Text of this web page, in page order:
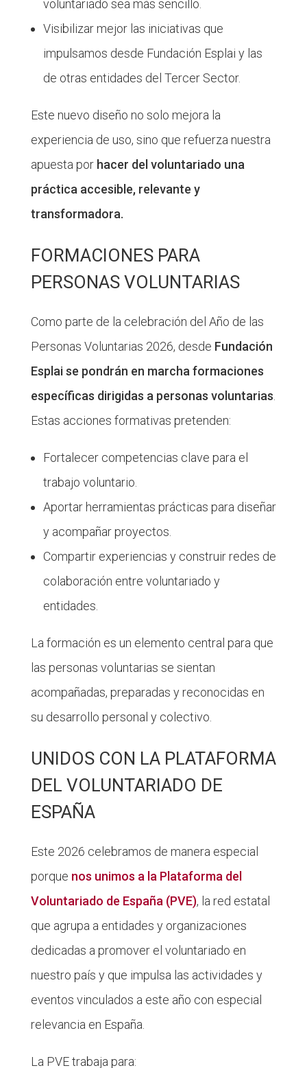
voluntariado sea más sencillo.
Visibilizar mejor las iniciativas que
impulsamos desde Fundación Esplai y las
de otras entidades del Tercer Sector.
Este nuevo diseño no solo mejora la
experiencia de uso, sino que refuerza nuestra
apuesta por hacer del voluntariado una
práctica accesible, relevante y
transformadora.
FORMACIONES PARA
PERSONAS VOLUNTARIAS
Como parte de la celebración del Año de las
Personas Voluntarias 2026, desde Fundación
Esplai se pondrán en marcha formaciones
específicas dirigidas a personas voluntarias
Estas acciones formativas pretenden:
Fortalecer competencias clave para el
trabajo voluntario.
Aportar herramientas prácticas para diseñar
y acompañar proyectos.
Compartir experiencias y construir redes de
colaboración entre voluntariado y
entidades.
La formación es un elemento central para que
las personas voluntarias se sientan
acompañadas, preparadas y reconocidas en
su desarrollo personal y colectivo.
UNIDOS CON LA PLATAFORMA
DEL VOLUNTARIADO DE
ESPAÑA
Este 2026 celebramos de manera especial
porque nos unimos a la Plataforma del
Voluntariado de España (PVE), la red estatal
que agrupa a entidades y organizaciones
dedicadas a promover el voluntariado en
nuestro país y que impulsa las actividades y
eventos vinculados a este año con especial
relevancia en España.
La PVE trabaja para: